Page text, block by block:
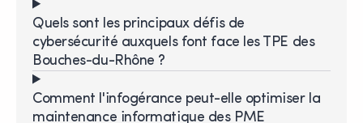
Quels sont les principaux défis de
cybersécurité auxquels font face les TPE des
Bouches-du-Rhône ?
Comment l'infogérance peut-elle optimiser la
maintenance informatique des PME